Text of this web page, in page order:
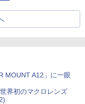
MOUNT A12」に一眼
界初のマクロレンズ